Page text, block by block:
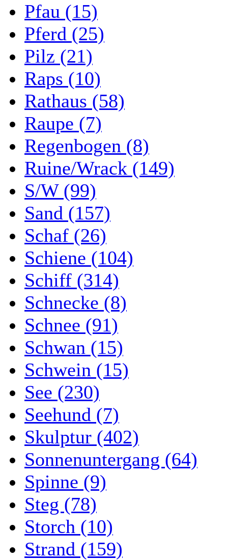
Pfau (15)
Pferd (25)
Pilz (21)
Raps (10)
Rathaus (58)
Raupe (7)
Regenbogen (8)
Ruine/Wrack (149)
S/W (99)
Sand (157)
Schaf (26)
Schiene (104)
Schiff (314)
Schnecke (8)
Schnee (91)
Schwan (15)
Schwein (15)
See (230)
Seehund (7)
Skulptur (402)
Sonnenuntergang (64)
Spinne (9)
Steg (78)
Storch (10)
Strand (159)